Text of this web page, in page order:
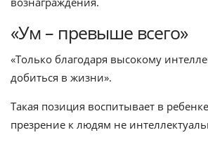
«Ум – превыше всего»
«Только благодаря высокому
добиться в жизни».
Такая позиция воспитывает в
презрение к людям не